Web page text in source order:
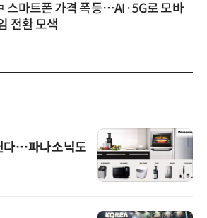
스마트폰 가격 폭등…AI·5G로 모바
전환 모색
다…파나소닉도